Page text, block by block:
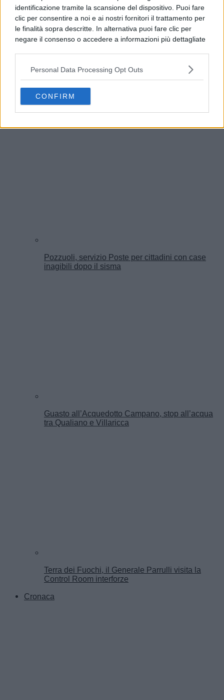
identificazione tramite la scansione del dispositivo. Puoi fare
clic per consentire a noi e ai nostri fornitori il trattamento per
le finalità sopra descritte. In alternativa puoi fare clic per
negare il consenso o accedere a informazioni più dettagliate
possono non richiedere il tuo consenso, ma hai il diritto di
opporti a tale trattamento. Le tue preferenze si
preferenze in qualsiasi momento ritornando su questo sito o
consultando la nostrainformativa sulla riservatezza.
Personal Data Processing Opt Outs
CONFIRM
America’s Cup, Casamicciola espone le prime
Pozzuoli, servizio Poste per cittadini con case
inagibili dopo il sisma
Guasto all’Acquedotto Campano, stop all’acqua
tra Qualiano e Villaricca
Terra dei Fuochi, il Generale Parrulli visita la
Control Room interforze
Cronaca